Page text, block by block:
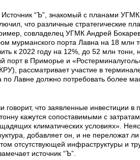
“Ъ”, знакомый с планами
что различные стратегические
совладелец УГМК Андрей
мурманского порта Лавна на 18
к 2022 году на 12%, до 52 млн тонн,
порт в Приморье и
рассматривает участие в
по Лавне должно потребовать более
говорит, что заявленные инвестиции
кажутся сопоставимыми с
климатических условиях».
добавляет он, и не переложат ли
отсутствующей инфраструктуры и
источник “Ъ”.